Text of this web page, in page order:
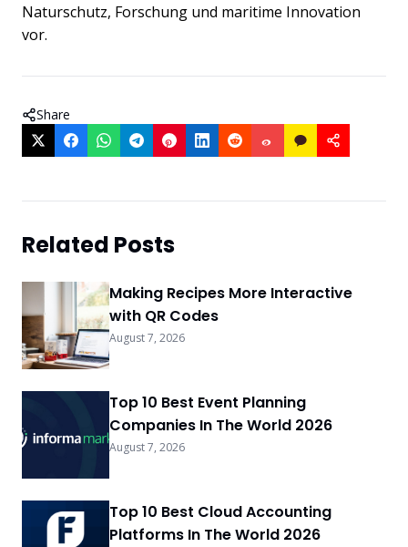
Naturschutz, Forschung und maritime Innovation
vor.
Share
Related Posts
Making Recipes More Interactive
with QR Codes
August 7, 2026
Top 10 Best Event Planning
Companies In The World 2026
August 7, 2026
Top 10 Best Cloud Accounting
Platforms In The World 2026